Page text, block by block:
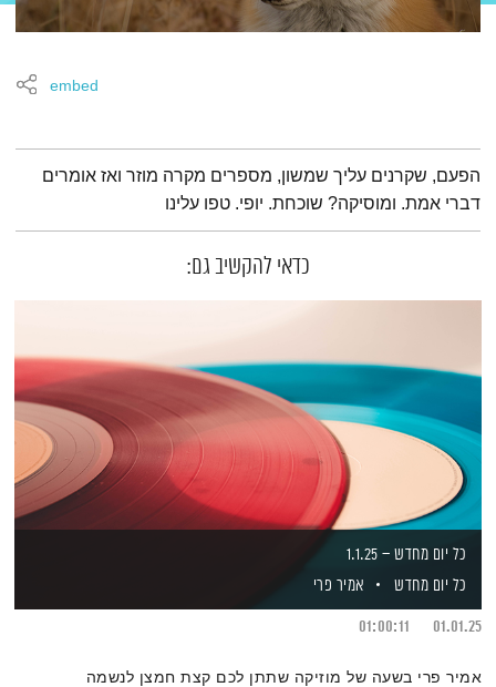
embed
תמצית הפודקאסט
הפעם, שקרנים עליך שמשון, מספרים מקרה מוזר ואז אומרים
דברי אמת. ומוסיקה? שוכחת. יופי. טפו עלינו
כדאי להקשיב גם:
כל יום מחדש – 1.1.25
כל יום מחדש
אמיר פרי
01.01.25
01:00:11
אמיר פרי בשעה של מוזיקה שתתן לכם קצת חמצן לנשמה